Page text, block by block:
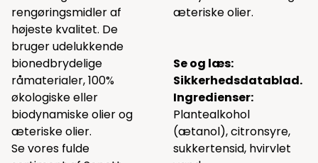
rengøringsmidler af
højeste kvalitet. De
bruger udelukkende
bionedbrydelige
råmaterialer, 100%
økologiske eller
biodynamiske olier og
æteriske olier.
Se vores fulde
æteriske olier.
Se og læs:
Sikkerhedsdatablad.
Ingredienser:
Plantealkohol
(ætanol), citronsyre,
sukkertensid, hvirvlet